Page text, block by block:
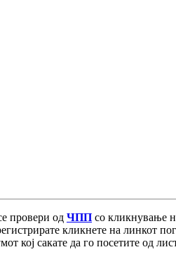
провери од ЧПП со кликнување
кликнете на линкот
кој сакате да го посетите од